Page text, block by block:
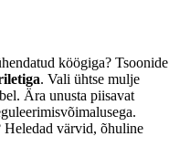
köögiga? Tsoonide
. Vali ühtse mulje
Ära unusta piisavat